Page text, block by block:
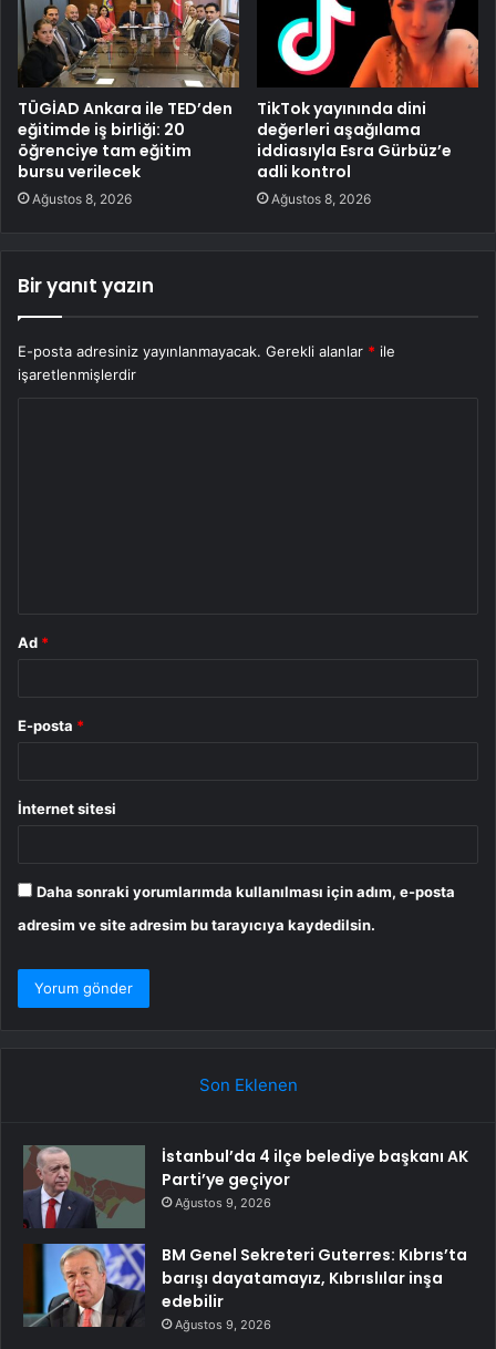
TÜGİAD Ankara ile TED’den
eğitimde iş birliği: 20
öğrenciye tam eğitim
bursu verilecek
Ağustos 8, 2026
TikTok yayınında dini
değerleri aşağılama
iddiasıyla Esra Gürbüz’e
adli kontrol
Ağustos 8, 2026
Bir yanıt yazın
E-posta adresiniz yayınlanmayacak. Gerekli alanlar * ile
işaretlenmişlerdir
Ad *
E-posta *
İnternet sitesi
Daha sonraki yorumlarımda kullanılması için adım, e-posta
adresim ve site adresim bu tarayıcıya kaydedilsin.
Son Eklenen
İstanbul’da 4 ilçe belediye başkanı AK
Parti’ye geçiyor
Ağustos 9, 2026
BM Genel Sekreteri Guterres: Kıbrıs’ta
barışı dayatamayız, Kıbrıslılar inşa
edebilir
Ağustos 9, 2026